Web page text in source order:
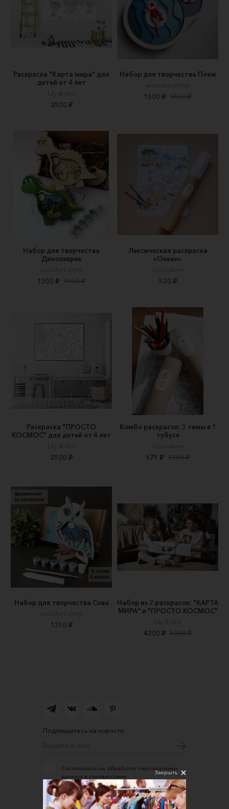
Раскраска "Карта мира" для
детей от 4 лет
2500 ₽
Набор для творчества Пляж
woodart.shop
1300 ₽ 1530 ₽
Набор для творчества
Динозаврик
woodart.shop
1300 ₽ 1550 ₽
Лексическая раскраска
«Океан»
Voocabee
520 ₽
Раскраска "ПРОСТО
КОСМОС" для детей от 4 лет
2500 ₽
Комбо раскрасок: 3 темы в 1
тубусе
Voocabee
975 ₽ 1750 ₽
Набор для творчества Сова
woodart.shop
1350 ₽
Набор из 2 раскрасок: "КАРТА
МИРА" и "ПРОСТО КОСМОС"
Lily & leo
4200 ₽ 5000 ₽
Подпишитесь на новости
Соглашаюсь на обработку персональных
данных в соответствии
с
Политикой конфиденциальности
О нас
Закрыть